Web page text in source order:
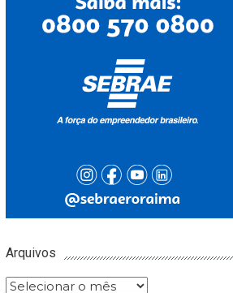
Arquivos
Arquivos